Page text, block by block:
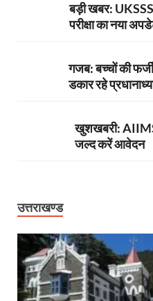
बड़ी खबर:
परीक्षा का नया
गजब: बच्चों की
डकार रहे
खुशखबरी: AIIMS
जल्द करें आवेदन
उत्तराखण्ड